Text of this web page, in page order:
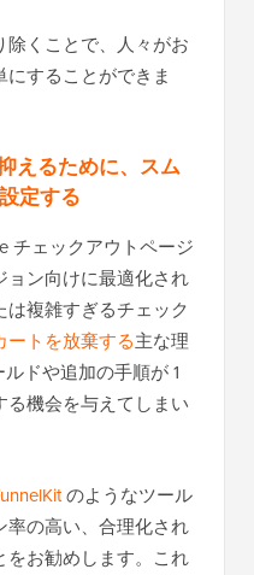
くことで、人々がお
することができま
えるために、スム
定する
チェックアウトページ
ョン向けに最適化され
複雑すぎるチェック
ートを放棄する主な理
ドや追加の手順が 1
機会を与えてしまい
のようなツール
率の高い、合理化され
をお勧めします。これ